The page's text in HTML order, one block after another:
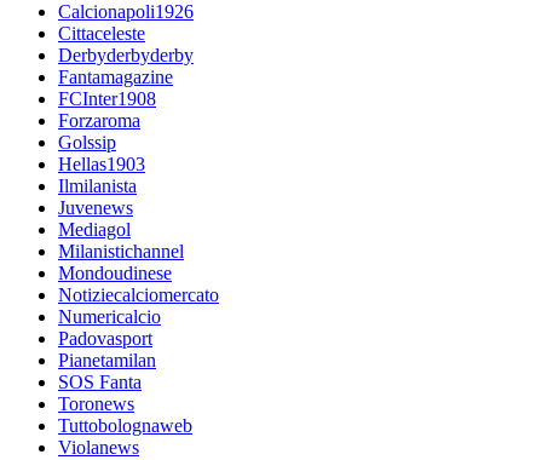
Calcionapoli1926
Cittaceleste
Derbyderbyderby
Fantamagazine
FCInter1908
Forzaroma
Golssip
Hellas1903
Ilmilanista
Juvenews
Mediagol
Milanistichannel
Mondoudinese
Notiziecalciomercato
Numericalcio
Padovasport
Pianetamilan
SOS Fanta
Toronews
Tuttobolognaweb
Violanews